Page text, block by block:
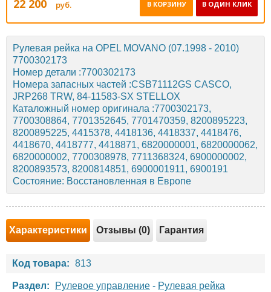
22 200 руб. В ОДИН КЛИК
В КОРЗИНУ
Рулевая рейка на OPEL MOVANO (07.1998 - 2010)
7700302173
Номер детали :7700302173
Номера запасных частей :CSB71112GS CASCO,
JRP268 TRW, 84-11583-SX STELLOX
Каталожный номер оригинала :7700302173,
7700308864, 7701352645, 7701470359, 8200895223,
8200895225, 4415378, 4418136, 4418337, 4418476,
4418670, 4418777, 4418871, 6820000001, 6820000062,
6820000002, 7700308978, 7711368324, 6900000002,
8200893573, 8200814851, 6900001911, 6900191
Состояние: Восстановленная в Европе
Характеристики Отзывы (0) Гарантия
Код товара: 813
Раздел: Рулевое управление - Рулевая рейка